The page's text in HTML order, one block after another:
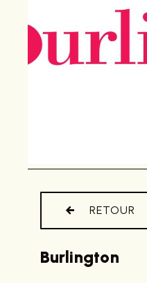
RETOUR
Burlington